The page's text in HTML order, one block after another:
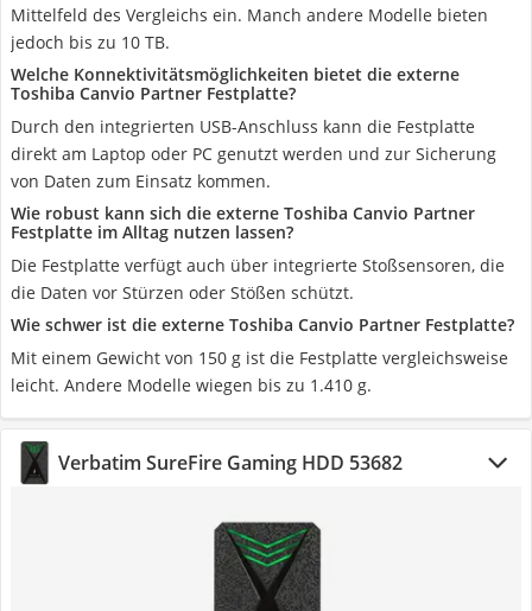
Mittelfeld des Vergleichs ein. Manch andere Modelle bieten
jedoch bis zu 10 TB.
Welche Konnektivitätsmöglichkeiten bietet die externe
Toshiba Canvio Partner Festplatte?
Durch den integrierten USB-Anschluss kann die Festplatte
direkt am Laptop oder PC genutzt werden und zur Sicherung
von Daten zum Einsatz kommen.
Wie robust kann sich die externe Toshiba Canvio Partner
Festplatte im Alltag nutzen lassen?
Die Festplatte verfügt auch über integrierte Stoßsensoren, die
die Daten vor Stürzen oder Stößen schützt.
Wie schwer ist die externe Toshiba Canvio Partner Festplatte?
Mit einem Gewicht von ‎150 g ist die Festplatte vergleichsweise
leicht. Andere Modelle wiegen bis zu 1.410 g.
‎Verbatim SureFire Gaming HDD 53682